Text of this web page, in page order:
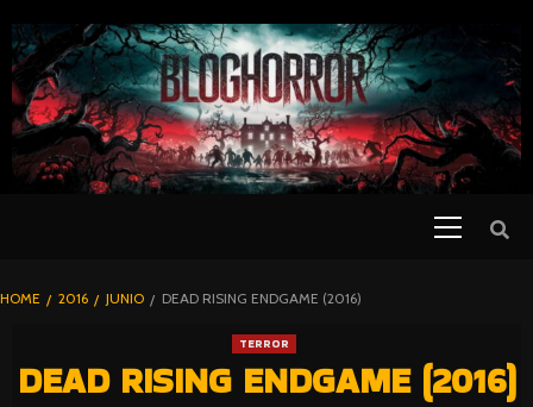
TO
CONTENT
BLOGHORROR
HOME 2016 JUNIO DEAD RISING ENDGAME (2016)
TERROR
DEAD RISING ENDGAME (2016)